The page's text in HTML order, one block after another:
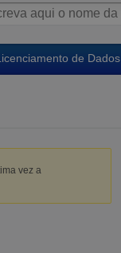
de Dados
vez a